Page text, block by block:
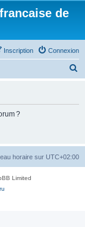
de
Connexion
Inscription
h
?
horaire sur UTC+02:00
Limited